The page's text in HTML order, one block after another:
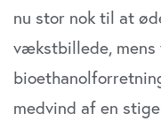
nu stor nok til at
vækstbillede, mens
medvind af en